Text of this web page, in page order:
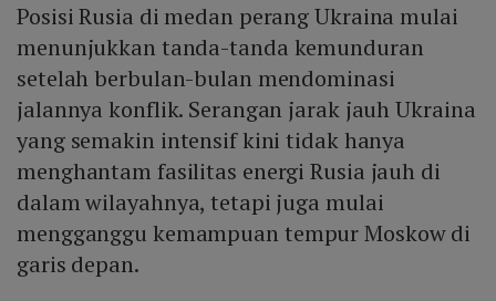
Posisi Rusia di medan perang Ukraina mulai
menunjukkan tanda-tanda kemunduran
setelah berbulan-bulan mendominasi
jalannya konflik. Serangan jarak jauh Ukraina
yang semakin intensif kini tidak hanya
menghantam fasilitas energi Rusia jauh di
dalam wilayahnya, tetapi juga mulai
mengganggu kemampuan tempur Moskow di
garis depan.